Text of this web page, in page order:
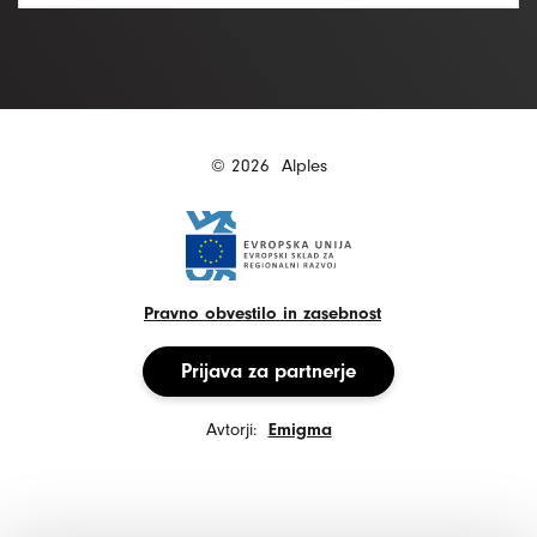
© 2026 Alples
Pravno obvestilo in zasebnost
Prijava za partnerje
Avtorji: Emigma